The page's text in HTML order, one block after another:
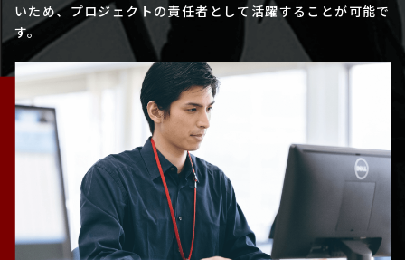
いため、プロジェクトの責任者として活躍することが可能で
す。